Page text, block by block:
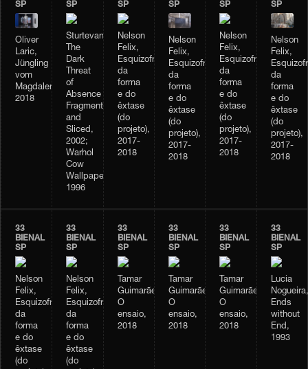
SP
Oliver
Laric,
Jüngling
vom
Magdalensberg,
2018
SP
Sturtevant,
The
Dark
Threat
of
Absence
Fragmented
and
Sliced,
2002;
Warhol
Cow
Wallpaper,
1996
SP
Nelson
Felix,
Esquizofrenia
da
forma
e do
êxtase
(do
projeto),
2017-
2018
SP
Nelson
Felix,
Esquizofrenia
da
forma
e do
êxtase
(do
projeto),
2017-
2018
SP
Nelson
Felix,
Esquizofrenia
da
forma
e do
êxtase
(do
projeto),
2017-
2018
SP
Nelson
Felix,
da
forma
e do
êxtase
(do
projeto),
2017-
2018
33
BIENAL
SP
Nelson
Felix,
Esquizofrenia
da
forma
e do
êxtase
(do
33
BIENAL
SP
Nelson
Felix,
Esquizofrenia
da
forma
e do
êxtase
(do
33
BIENAL
SP
Tamar
Guimarães,
O
ensaio,
2018
33
BIENAL
SP
Tamar
Guimarães,
O
ensaio,
2018
33
BIENAL
SP
Tamar
Guimarães,
O
ensaio,
2018
33
BIENAL
SP
Lucia
Nogueira,
Ends
without
End,
1993